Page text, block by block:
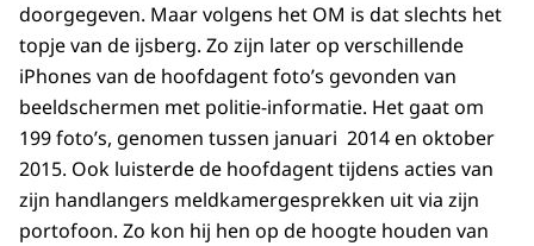
doorgegeven. Maar volgens het OM is dat slechts het
topje van de ijsberg. Zo zijn later op verschillende
iPhones van de hoofdagent foto’s gevonden van
beeldschermen met politie-informatie. Het gaat om
199 foto’s, genomen tussen januari 2014 en oktober
2015. Ook luisterde de hoofdagent tijdens acties van
zijn handlangers meldkamergesprekken uit via zijn
portofoon. Zo kon hij hen op de hoogte houden van